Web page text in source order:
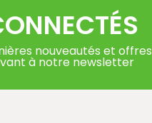
nouveautés et offres
à notre newsletter